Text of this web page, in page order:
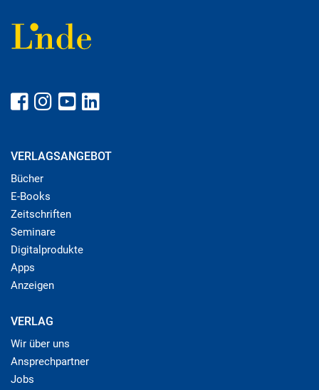
VERLAGSANGEBOT
Bücher
E-Books
Zeitschriften
Seminare
Digitalprodukte
Apps
Anzeigen
VERLAG
Wir über uns
Ansprechpartner
Jobs